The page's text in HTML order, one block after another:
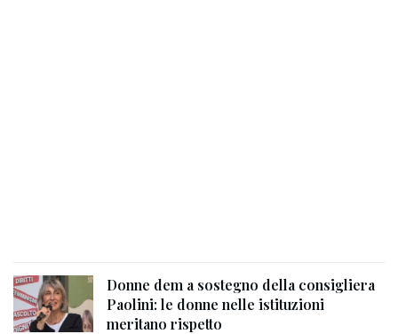
Donne dem a sostegno della consigliera
Paolini: le donne nelle istituzioni
meritano rispetto